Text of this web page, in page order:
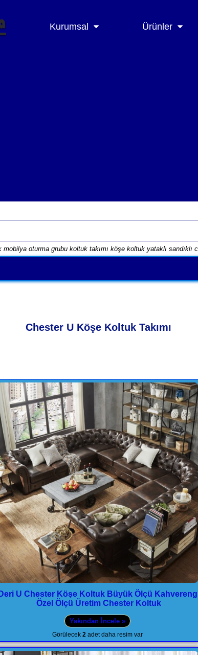
Kurumsal Ürünler
oturma grubu koltuk takımı köşe koltuk yataklı sandıklı
Chester U Köşe Koltuk Takımı
Deri U Chester Köşe Koltuk Büyük Ölçü
Özel Ölçü Üretim Chester Koltuk
Yakından İncele »
Görülecek2 adet daha resim var